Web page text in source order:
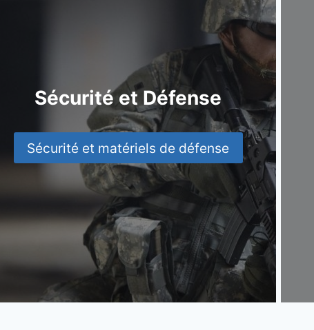
Sécurité et Défense
Sécurité et matériels de défense